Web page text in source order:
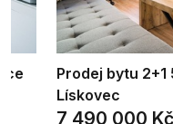
Prodej bytu 2+1
Lískovec
7 490 000 Kč